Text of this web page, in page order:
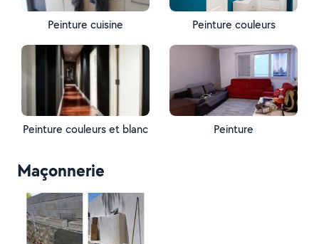
Peinture cuisine Peinture couleurs
Peinture couleurs et blanc Peinture
Maçonnerie